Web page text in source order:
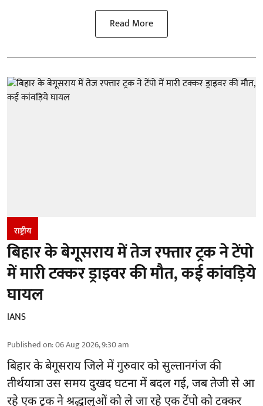
Read More
राष्ट्रीय
बिहार के बेगूसराय में तेज रफ्तार ट्रक ने टेंपो
में मारी टक्कर ड्राइवर की मौत, कई कांवड़िये
घायल
IANS
Published on:06 Aug 2026, 9:30 am
बिहारके बेगूसराय जिले में गुरुवार को सुल्तानगंज की
तीर्थयात्रा उस समय दुखद घटना में बदल गई, जब तेजी से आ
रहे एक ट्रक ने श्रद्धालुओं को ले जा रहे एक टेंपो को टक्कर